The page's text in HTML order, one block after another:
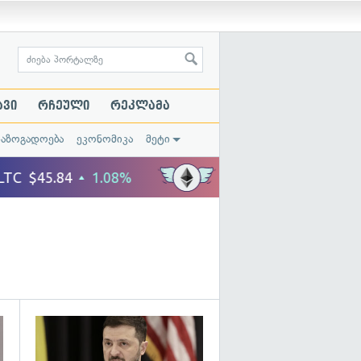
რჩეული რეკლამა
ეკონომიკა მეტი
გადახედვა